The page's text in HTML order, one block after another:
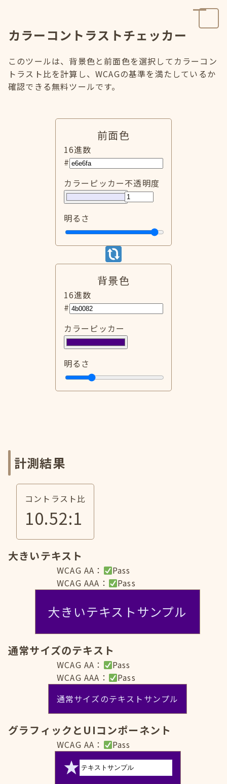
カラーコントラストチェッカー
このツールは、背景色と前面色を選択してカラーコン
トラスト比を計算し、WCAGの基準を満たしているか
確認できる無料ツールです。
前面色
16進数
#
カラーピッカー不透明度
明るさ
背景色
16進数
#
カラーピッカー
明るさ
計測結果
コントラスト比
10.52:1
大きいテキスト
WCAG AA：
Pass
WCAG AAA：
Pass
大きいテキストサンプル
通常サイズのテキスト
WCAG AA：
Pass
WCAG AAA：
Pass
通常サイズのテキストサンプル
グラフィックとUIコンポーネント
WCAG AA： Pass